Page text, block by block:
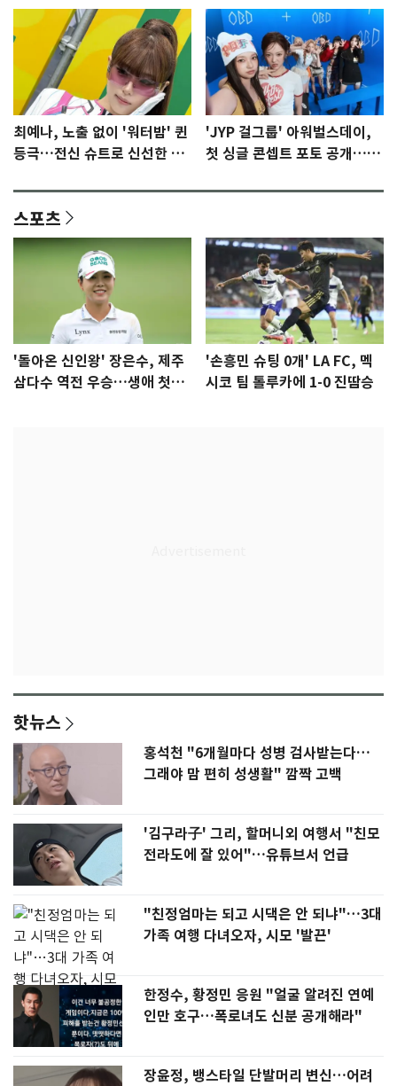
최예나, 노출 없이 '워터밤' 퀸
등극…전신 슈트로 신선한 충
'JYP 걸그룹' 아워벌스데이,
첫 싱글 콘셉트 포토 공개…청
스포츠
'돌아온 신인왕' 장은수, 제주
삼다수 역전 우승…생애 첫승
'손흥민 슈팅 0개' LA FC, 멕
시코 팀 톨루카에 1-0 진땀승
핫뉴스
홍석천 "6개월마다 성병 검사받는다…
그래야 맘 편히 성생활" 깜짝 고백
'김구라子' 그리, 할머니외 여행서 "친모
전라도에 잘 있어"…유튜브서 언급
"친정엄마는 되고 시댁은 안 되냐"…3대
가족 여행 다녀오자, 시모 '발끈'
한정수, 황정민 응원 "얼굴 알려진 연예
인만 호구…폭로녀도 신분 공개해라"
장윤정, 뱅스타일 단발머리 변신…어려